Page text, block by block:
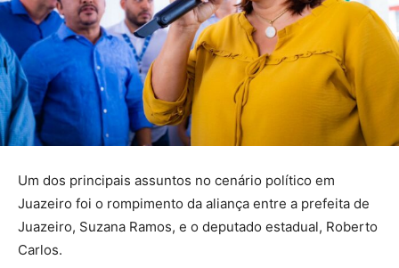
Um dos principais assuntos no cenário político em
Juazeiro foi o rompimento da aliança entre a prefeita de
Juazeiro, Suzana Ramos, e o deputado estadual, Roberto
Carlos.